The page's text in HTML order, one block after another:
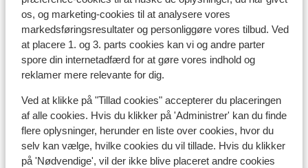
os, og marketing-cookies til at analysere vores
markedsføringsresultater og personliggøre vores tilbud. Ved
at placere 1. og 3. parts cookies kan vi og andre parter
spore din internetadfærd for at gøre vores indhold og
reklamer mere relevante for dig.
Ved at klikke på "Tillad cookies" accepterer du placeringen
af alle cookies. Hvis du klikker på 'Administrer' kan du finde
flere oplysninger, herunder en liste over cookies, hvor du
selv kan vælge, hvilke cookies du vil tillade. Hvis du klikker
på 'Nødvendige', vil der ikke blive placeret andre cookies
kilometer: Aix -Les-Bains Airport ca. 100 kilometer
Afstand til togstation ca. 27 kilometer
Afstand til skipiste ca. 100 meter
Afstand til nærmeste butikker ca. 50 meter
Afstand til nærmeste kiosk
Liftkort/skileje/undervisning
Liftkort